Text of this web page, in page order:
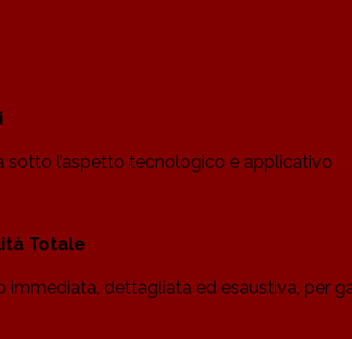
sotto l’aspetto tecnologico e applicativo
Totale
immediata, dettagliata ed esaustiva, per